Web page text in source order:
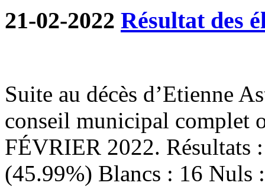
21-02-2022 Résultat des
Suite au décès d’Etienne
conseil municipal complet
FÉVRIER 2022. Résultats
(45.99%) Blancs : 16 Nuls